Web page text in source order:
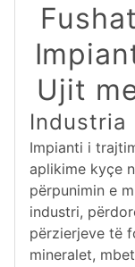
Ujit
Industria
Impianti i
aplikime kyçe
përpunimin e
industri,
përzierjeve të
mineralet,